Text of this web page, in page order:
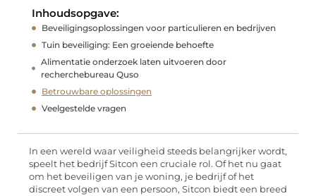
Inhoudsopgave:
Beveiligingsoplossingen voor particulieren en bedrijven
Tuin beveiliging: Een groeiende behoefte
Alimentatie onderzoek laten uitvoeren door
recherchebureau Quso
Betrouwbare oplossingen
Veelgestelde vragen
In een wereld waar veiligheid steeds belangrijker wordt,
speelt het bedrijf Sitcon een cruciale rol. Of het nu gaat
om het beveiligen van je woning, je bedrijf of het
discreet volgen van een persoon, Sitcon biedt een breed